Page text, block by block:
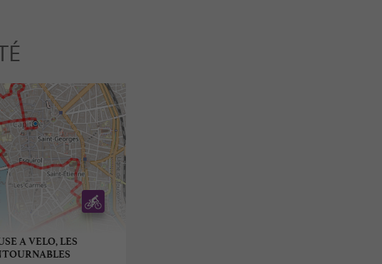
A VELO, LES